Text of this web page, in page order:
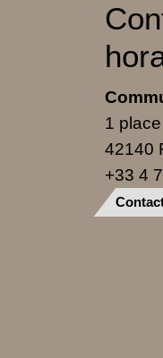
1
42140
+33 4